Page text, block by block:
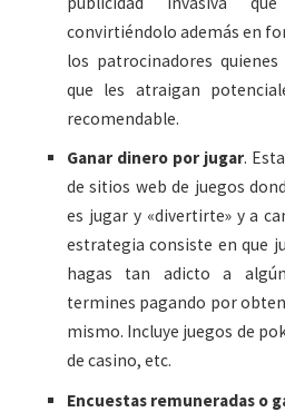
convirtiéndolo además en
los patrocinadores
que les atraigan
recomendable.
Ganar dinero por jugar.
de sitios web de juegos
es jugar y «divertirte» y a
estrategia consiste en que
hagas tan adicto a
termines pagando por
mismo. Incluye juegos de
de casino, etc.
Encuestas remuneradas o